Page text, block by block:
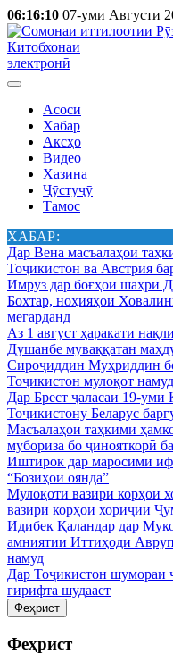
06:16:10 07-уми Августи
Китобхонаи
электронӣ
Асосӣ
Хабар
Аксҳо
Видео
Хазина
Ҷӯстуҷӯ
Тамос
ХАБАР:
Дар Вена масъалаҳои
Тоҷикистон ва Австрия
Имрӯз дар боғҳои шаҳри
Бохтар, ноҳияҳои
мегарданд
Аз 1 август ҳаракати
Душанбе муваққатан
Сироҷиддин Муҳриддин
Тоҷикистон мулоқот намуд
Дар Брест ҷаласаи 19-
Тоҷикистону Беларус
Масъалаҳои таҳкими
мубориза бо ҷинояткорӣ
Иштирок дар маросими
“Бозиҳои оянда”
Мулоқоти вазири корҳои
вазири корҳои хориҷии
Идибек Қаландар дар
амниятии Иттиҳоди
намуд
Дар Тоҷикистон шумораи
гирифта шудааст
Феҳрист
Феҳрист